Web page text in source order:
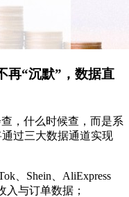
再“沉默”，数据直
，什么时候查，而是系
过三大数据通道实现
、Shein、AliExpress
入与订单数据；